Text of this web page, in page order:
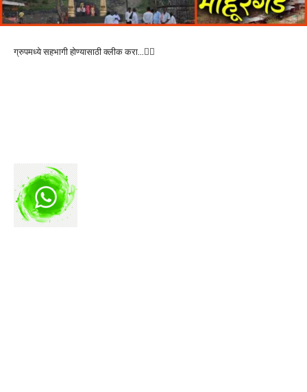
ग्रुपमध्ये सहभागी होण्यासाठी क्लीक करा…👆🏻